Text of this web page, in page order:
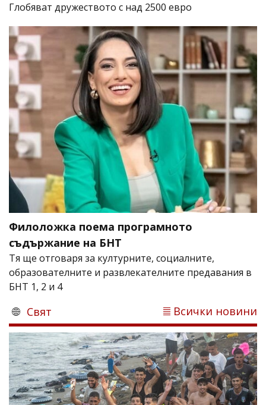
Глобяват дружеството с над 2500 евро
Филоложка поема програмното
съдържание на БНТ
Тя ще отговаря за културните, социалните,
образователните и развлекателните предавания в
БНТ 1, 2 и 4
Свят Всички новини